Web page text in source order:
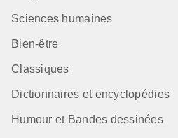
Sciences humaines
Bien-être
Classiques
Dictionnaires et encyclopédies
Humour et Bandes dessinées